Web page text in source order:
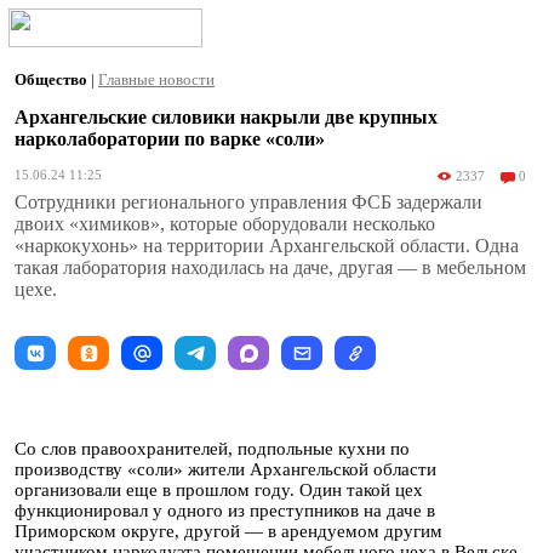
Общество | Главные новости
Архангельские силовики накрыли две крупных
нарколаборатории по варке «соли»
15.06.24 11:25 2337 0
Сотрудники регионального управления ФСБ задержали
двоих «химиков», которые оборудовали несколько
«наркокухонь» на территории Архангельской области. Одна
такая лаборатория находилась на даче, другая — в мебельном
цехе.
Со слов правоохранителей, подпольные кухни по
производству «соли» жители Архангельской области
организовали еще в прошлом году. Один такой цех
функционировал у одного из преступников на даче в
Приморском округе, другой — в арендуемом другим